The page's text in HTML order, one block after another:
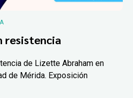
resistencia
de Lizette Abraham en
de Mérida. Exposición